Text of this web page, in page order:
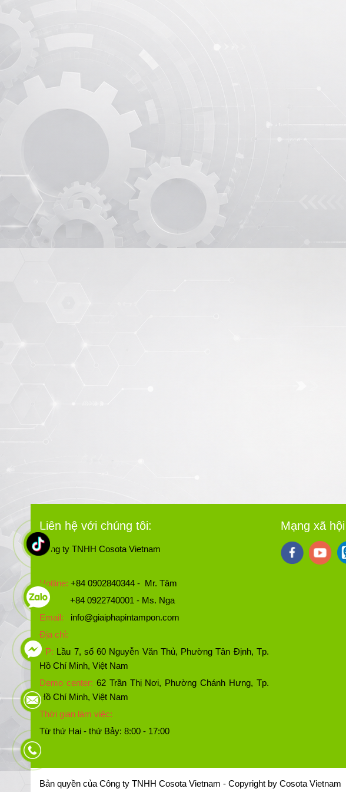
Liên hệ với chúng tôi:
Công ty TNHH Cosota Vietnam
Hotline: +84 0902840344 - Mr. Tâm
+84 0922740001 - Ms. Nga
Email: info@giaiphapintampon.com
Địa chỉ:
VP: Lầu 7, số 60 Nguyễn Văn Thủ, Phường Tân Định, Tp.
Hồ Chí Minh, Việt Nam
Demo center: 62 Trần Thị Nơi, Phường Chánh Hưng, Tp.
Hồ Chí Minh, Việt Nam
Thời gian làm việc:
Từ thứ Hai - thứ Bảy: 8:00 - 17:00
Mạng xã hội
Bản quyền của Công ty TNHH Cosota Vietnam - Copyright by Cosota